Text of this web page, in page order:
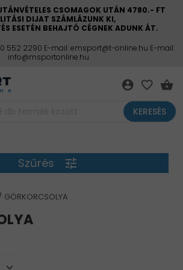
CSOMAGOK UTÁN 4780.- FT
DIJAT SZÁMLÁZUNK KI,
ESETÉN BEHAJTÓ CÉGNEK ADUNK ÁT.
552 2290 E-mail: emsport@t-online.hu E-mail:
info@msportonline.hu
account_circle favorite_border shopping_basket
KERESÉS
Szűrés tune
GÖRKORCSOLYA